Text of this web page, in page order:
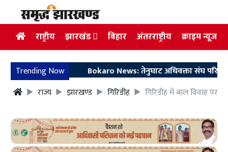
राष्ट्रीय झारखंड बिहार अंतरराष्ट्रीय क्राइम न्यूज
Trending NowBokaro News: तेनुघाट अधिवक्ता संघ परिसर में गुरु
राज्य
झारखण्ड गिरिडीह गिरिडीह में बाल विवाह